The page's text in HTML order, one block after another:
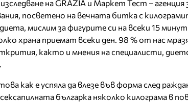
на GRAZIA и Маркет Тест – агенция
посветено на вечната битка с
мислим за фигурите си на всеки 15
храна приемат всеки ден. 98 % от нас
както и мнения на специалисти,
как е успяла да влезе във форма след
българка няколко килограма в